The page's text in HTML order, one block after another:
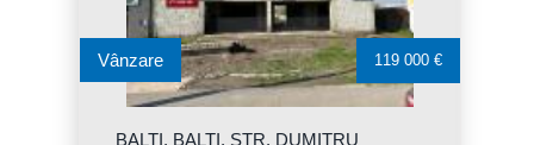
BALTI, BALTI, STR. DUMITRU
Vânzare 119 000 €